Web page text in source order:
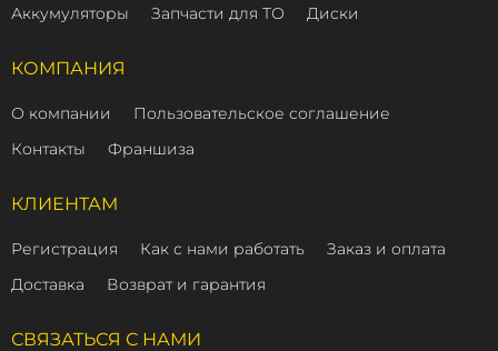
Аккумуляторы
Запчасти для ТО Диски
КОМПАНИЯ
О компании
Пользовательское соглашение
Контакты
Франшиза
КЛИЕНТАМ
Регистрация Как с нами работать
Заказ и оплата
Доставка
Возврат и гарантия
СВЯЗАТЬСЯ С НАМИ